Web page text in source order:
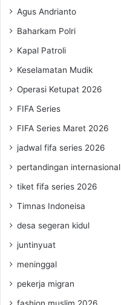
Agus Andrianto
Baharkam Polri
Kapal Patroli
Keselamatan Mudik
Operasi Ketupat 2026
FIFA Series
FIFA Series Maret 2026
jadwal fifa series 2026
pertandingan internasional
tiket fifa series 2026
Timnas Indoneisa
desa segeran kidul
juntinyuat
meninggal
pekerja migran